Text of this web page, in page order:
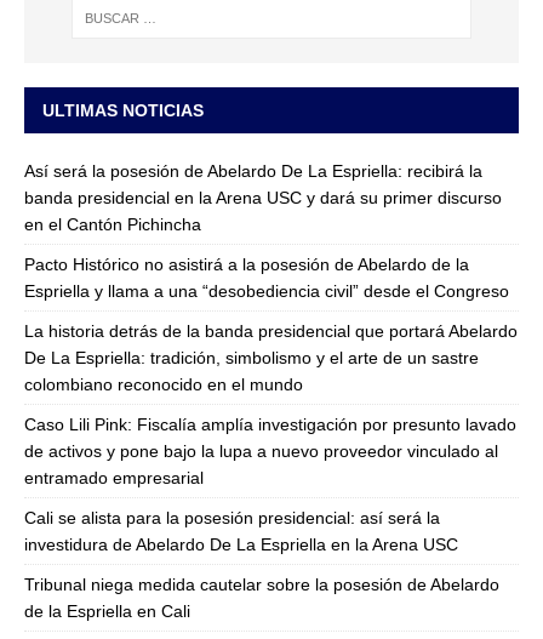
ULTIMAS NOTICIAS
Así será la posesión de Abelardo De La Espriella: recibirá la
banda presidencial en la Arena USC y dará su primer discurso
en el Cantón Pichincha
Pacto Histórico no asistirá a la posesión de Abelardo de la
Espriella y llama a una “desobediencia civil” desde el Congreso
La historia detrás de la banda presidencial que portará Abelardo
De La Espriella: tradición, simbolismo y el arte de un sastre
colombiano reconocido en el mundo
Caso Lili Pink: Fiscalía amplía investigación por presunto lavado
de activos y pone bajo la lupa a nuevo proveedor vinculado al
entramado empresarial
Cali se alista para la posesión presidencial: así será la
investidura de Abelardo De La Espriella en la Arena USC
Tribunal niega medida cautelar sobre la posesión de Abelardo
de la Espriella en Cali